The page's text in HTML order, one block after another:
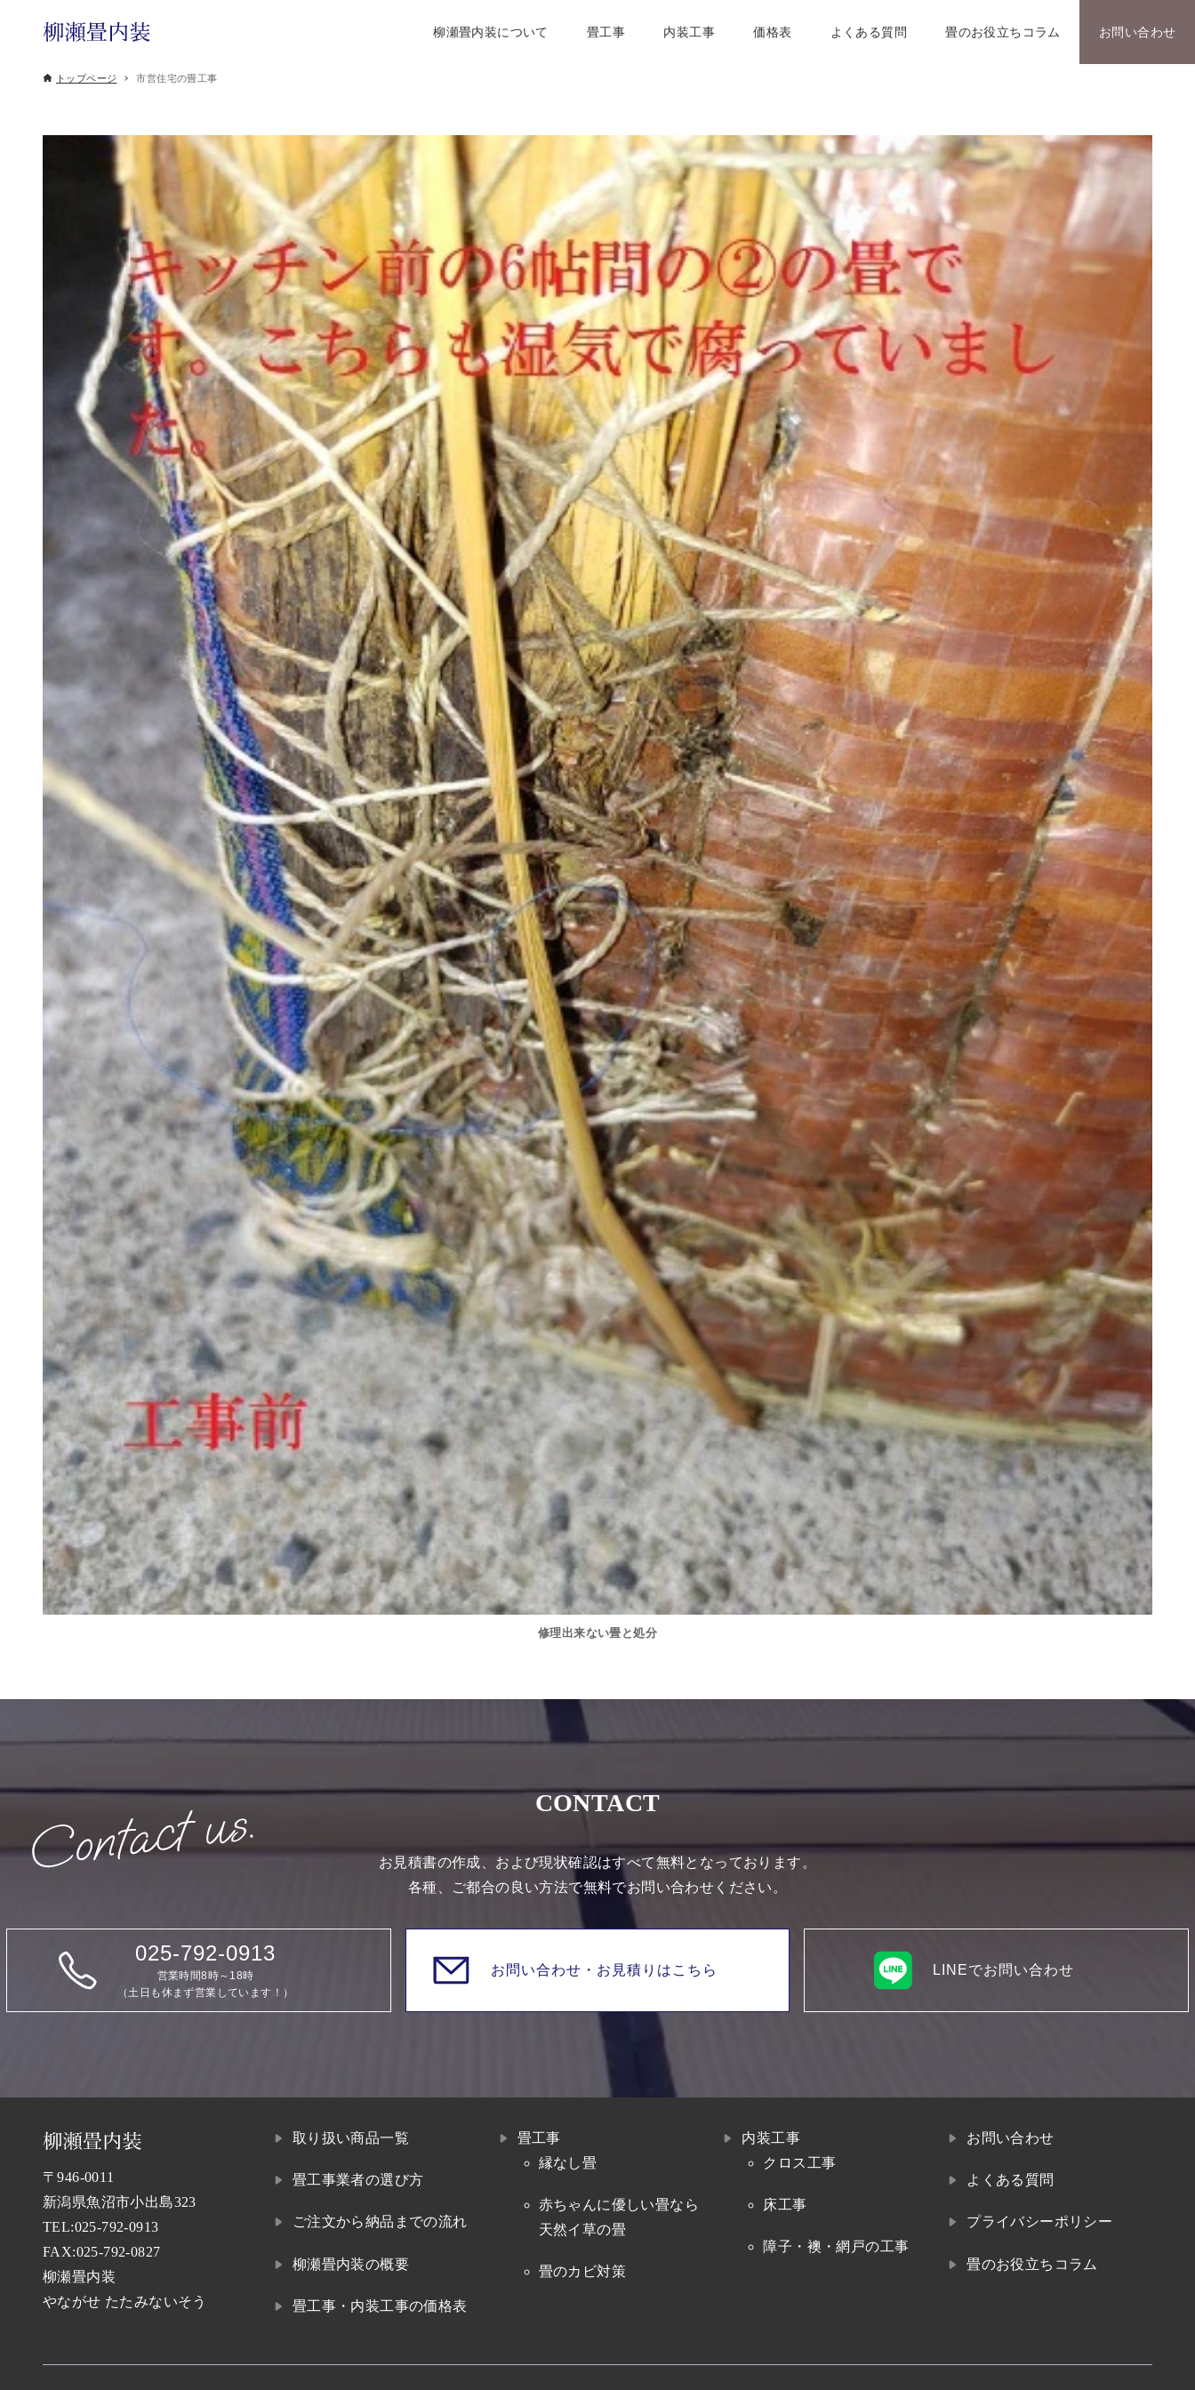
柳瀬畳内装について 畳工事 内装工事 価格表 よくある質問 畳のお役立ちコラム お問い合わせ
トップページ 市営住宅の畳工事
修理出来ない畳と処分
CONTACT
お見積書の作成、および現状確認はすべて無料となっております。
各種、ご都合の良い方法で無料でお問い合わせください。
025-792-0913
営業時間8時～18時
（土日も休まず営業しています！）
お問い合わせ・ お見積りはこちら LINEでお問い合わせ
〒946-0011
新潟県魚沼市小出島323
TEL:025-792-0913
FAX:025-792-0827
柳瀬畳内装
やながせ たたみないそう
取り扱い商品一覧
畳工事業者の選び方
ご注文から納品までの流れ
柳瀬畳内装の概要
畳工事・内装工事の価格表
畳工事
縁なし畳
赤ちゃんに優しい畳なら
天然イ草の畳
畳のカビ対策
内装工事
クロス工事
床工事
障子・襖・網戸の工事
お問い合わせ
よくある質問
プライバシーポリシー
畳のお役立ちコラム